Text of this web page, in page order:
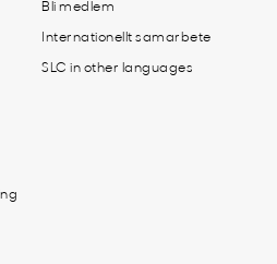
Bli medlem
Internationellt samarbete
SLC in other languages